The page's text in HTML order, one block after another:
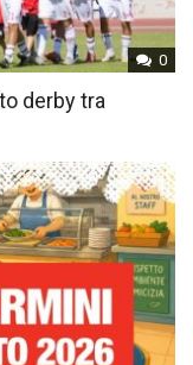
0
derby tra